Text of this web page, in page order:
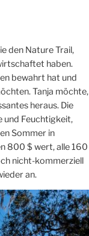
den Nature Trail,
haben.
bewahrt hat und
Tanja möchte,
heraus. Die
und Feuchtigkeit,
Sommer in
800 $ wert, alle 160
nicht-kommerziell
an.